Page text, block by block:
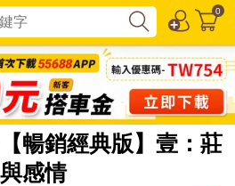
0
暢銷經典版】壹：莊
感情